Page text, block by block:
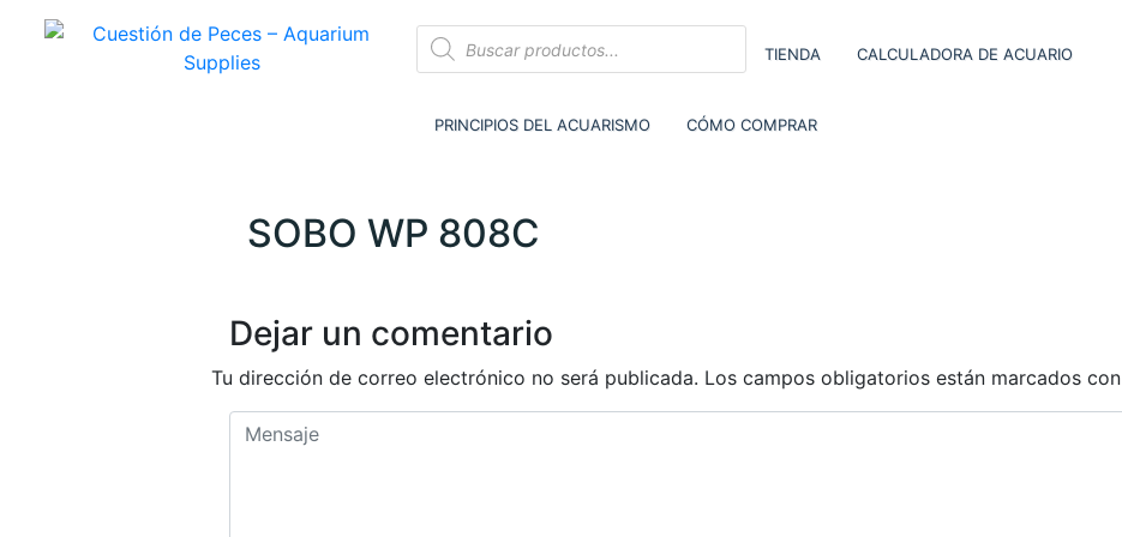
TIENDA CALCULADORA DE ACUARIO
PRINCIPIOS DEL ACUARISMO CÓMO COMPRAR
SOBO WP 808C
Dejar un comentario
Tu dirección de correo electrónico no será publicada. Los campos obligatorios están marcados con